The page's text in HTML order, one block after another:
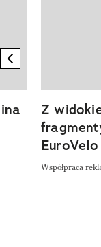
previous element
Z
Współpraca